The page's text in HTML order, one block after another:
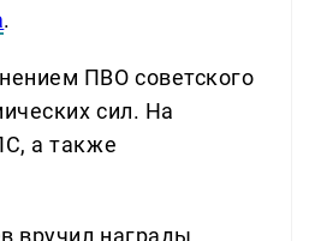
.
ПВО советского
сил. На
а также
вручил награды